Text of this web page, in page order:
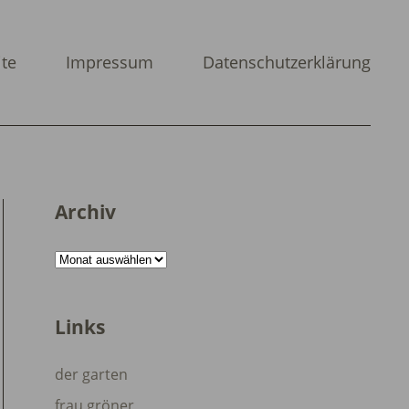
Impressum Datenschutzerklärung
Archiv
Archiv
Links
der garten